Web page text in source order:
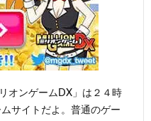
オンゲームDX」は２４時
サイトだよ。普通のゲー